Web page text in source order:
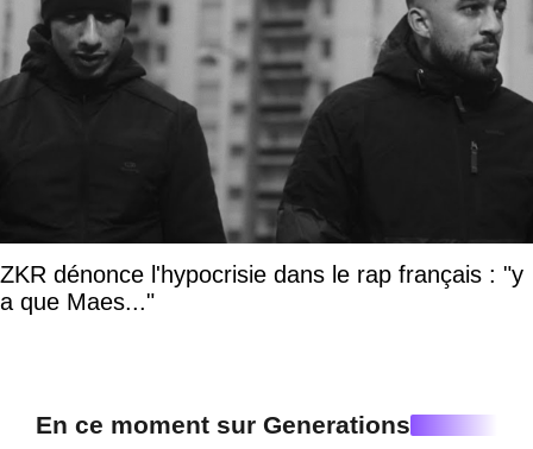
ZKR dénonce l'hypocrisie dans le rap français : "y
a que Maes..."
En ce moment sur Generations